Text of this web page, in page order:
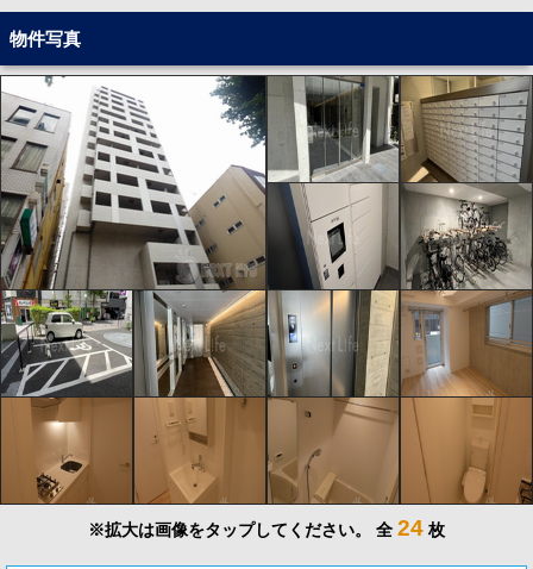
物件写真
※拡大は画像をタップしてください。 全 24 枚